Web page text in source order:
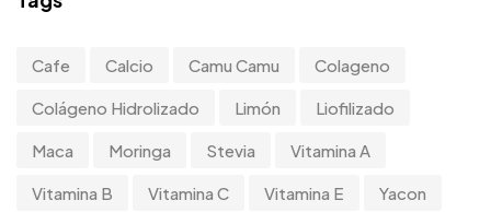
Cafe Calcio Camu Camu Colageno
Colágeno Hidrolizado Limón Liofilizado
Maca Moringa Stevia Vitamina A
Vitamina B Vitamina C Vitamina E Yacon